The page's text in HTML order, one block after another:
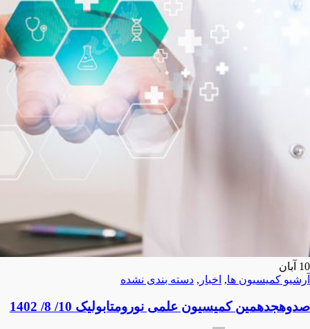
10 آبان
آرشیو کمیسیون ها, اخبار , دسته بندی نشده
صدوهجدهمین کمیسیون علمی نورومتابولیک 10/ 8/ 1402